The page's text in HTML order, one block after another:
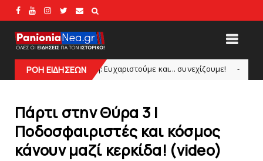
ΡΟΗ ΕΙΔΗΣΕΩΝ
Εκπομπή: Eυχαριστούμε και... συνεχίζουμε! HEADLINES
Πάρτι στην Θύρα 3 |
Ποδοσφαιριστές και κόσμος
κάνουν μαζί κερκίδα! (video)